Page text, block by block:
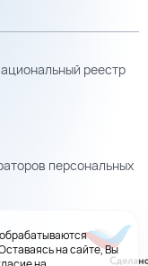
реестр
персональных
на сайте, Вы